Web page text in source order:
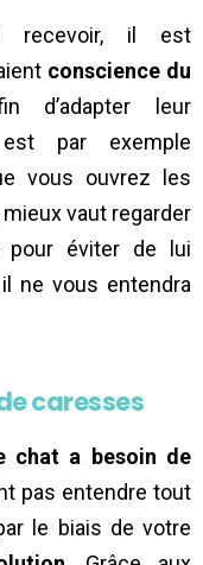
recevoir, il est
conscience du
d’adapter leur
par exemple
vous ouvrez les
vaut regarder
pour éviter de lui
ne vous entendra
caresses
chat a besoin de
pas entendre tout
le biais de votre